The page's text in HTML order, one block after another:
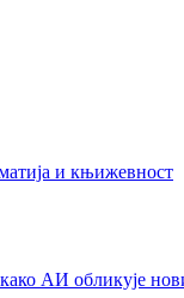
и књижевност
АИ обликује